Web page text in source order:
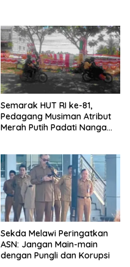
Semarak HUT RI ke-81,
Pedagang Musiman Atribut
Merah Putih Padati Nanga
Sekda Melawi Peringatkan
ASN: Jangan Main-main
dengan Pungli dan Korupsi